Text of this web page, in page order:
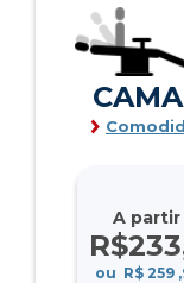
CAMA
A partir
R$233
ou R$ 259